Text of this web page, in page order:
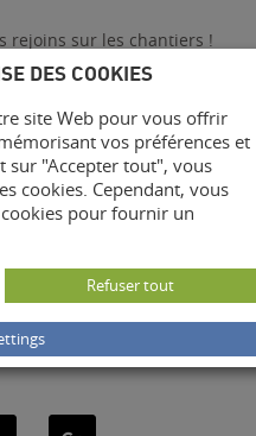
rejoins sur les chantiers !
cette semaine sur vos
votre maison, ajouter de
DES COOKIES
site Web pour vous offrir
vos préférences et
sur "Accepter tout", vous
cookies. Cependant, vous
pour fournir un
Refuser tout